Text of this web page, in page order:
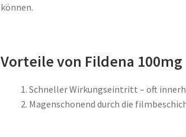
können.
Vorteile von Fildena 100mg
Schneller Wirkungseintritt – oft
Magenschonend durch die